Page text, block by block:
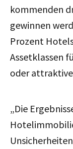
kommenden
gewinnen
Prozent
Assetklassen
oder
„Die